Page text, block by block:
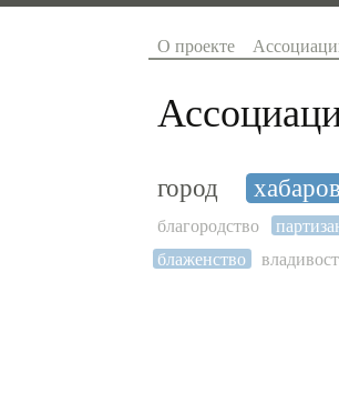
О проекте
город
благородство
блаженство